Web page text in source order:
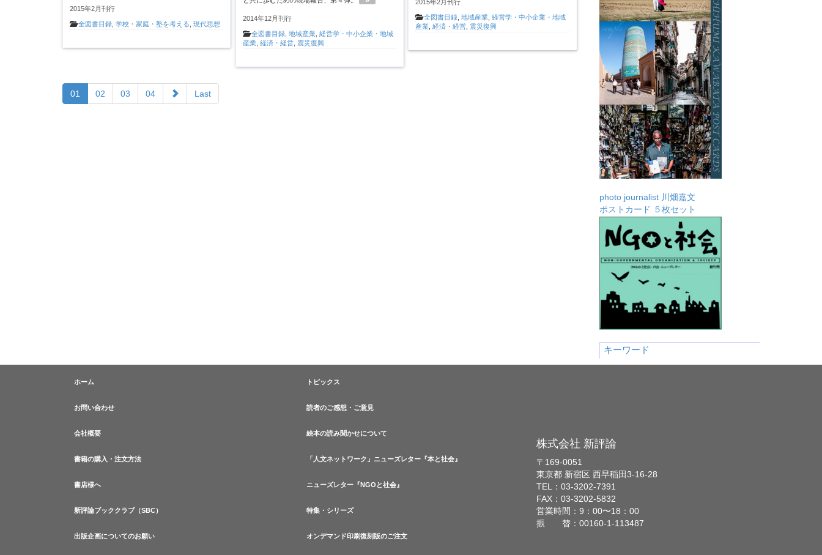
2015年2月刊行
全図書目録 ,地域産業 ,経営学・中小企業・地域
産業 ,経済・経営 震災復興
2015年2月刊行
全図書目録 学校・家庭・塾を考える 現代思想
2014年12月刊行
全図書目録, 地域産業, 経営学・中小企業・地域
産業, 経済・経営, 震災復興
01 02 03 04 Last
photo journalist 川畑嘉文
ポストカード ５枚セット
キーワード
ホーム
お問い合わせ
会社概要
書籍の購入・注文方法
書店様へ
新評論ブッククラブ（SBC）
出版企画についてのお願い
トピックス
読者のご感想・ご意見
絵本の読み聞かせについて
「人文ネットワーク」ニューズレター『本と社会』
ニューズレター『NGOと社会』
特集・シリーズ
オンデマンド印刷復刻版のご注文
株式会社 新評論
〒169-0051
東京都 新宿区 西早稲田3-16-28
TEL：03-3202-7391
FAX：03-3202-5832
営業時間：9：00〜18：00
振 替：00160-1-113487